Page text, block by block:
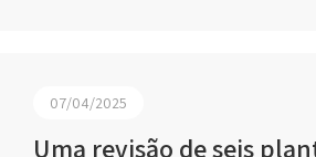
07/04/2025
Uma revisão de seis